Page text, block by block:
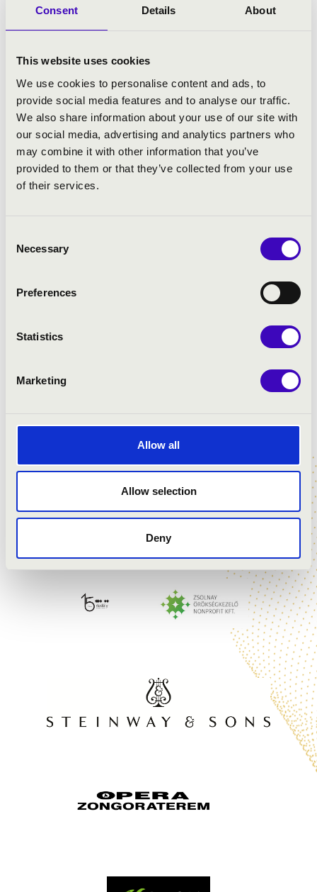
Consent Details About
This website uses cookies
We use cookies to personalise content and ads, to
provide social media features and to analyse our traffic.
We also share information about your use of our site with
our social media, advertising and analytics partners who
may combine it with other information that you’ve
provided to them or that they’ve collected from your use
of their services.
Selection
Necessary
Preferences
Statistics
Marketing
Allow all
Allow selection
Deny
Üdvözlettel:
Filharmónia Magyarország
TÁMOGATÓK ÉS
PARTNEREK